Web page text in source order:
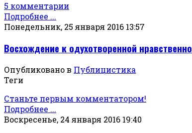
5 комментарии
Подробнее ...
Понедельник, 25 января 2016 13:57
Восхождение к одухотворенной
Опубликовано в Публицистика
Теги
Станьте первым комментатором!
Подробнее ...
Воскресенье, 24 января 2016 19:40